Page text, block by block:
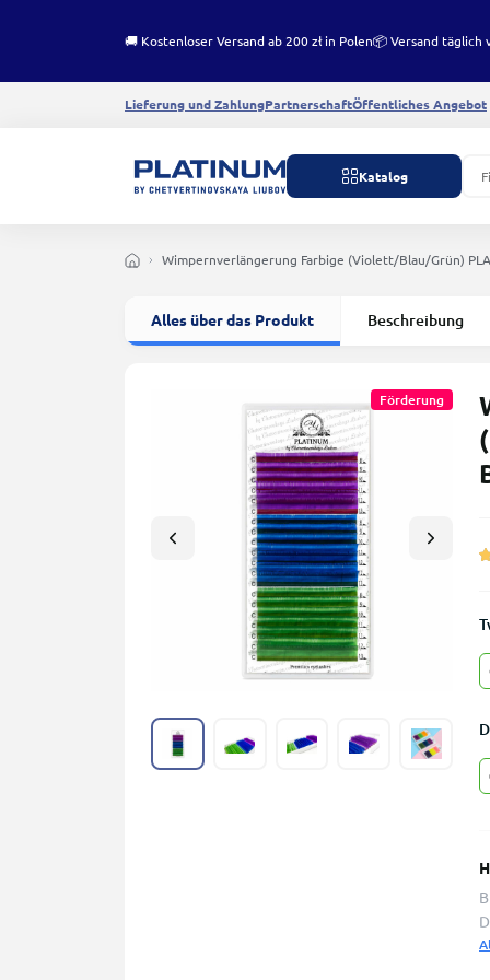
🚚 Kostenloser Versand ab 200 zł in Polen📦 Versand täglich
Lieferung und ZahlungPartnerschaftÖffentliches Angebot
Katalog
Wimpernverlängerung Farbige (Violett/Blau/Grün)
Alles über das Produkt Beschreibung
Förderung